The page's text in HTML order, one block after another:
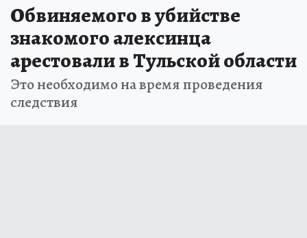
Обвиняемого в убийстве
знакомого алексинца
арестовали в Тульской области
Это необходимо на время проведения
следствия